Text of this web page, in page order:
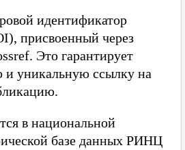
идентификатор
присвоенный через
Это гарантирует
и уникальную ссылку на
в национальной
базе данных РИНЦ